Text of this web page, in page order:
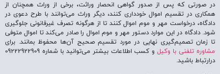
در صورتی که پس از صدور گواهی انحصار وراثت، برخی از وراث همچنان از
همکاری در تقسیم اموال خودداری کنند، دیگر وراث می‌توانند با طرح دعوی در
دادگاه، درخواست مهر و موم اموال کنند تا از هرگونه تصرف غیرقانونی جلوگیری
شود. دادگاه در این موارد دستور مهر و موم اموال را صادر می‌کند تا اموال متوفی
تا زمان تصمیم‌گیری نهایی در مورد تقسیم صحیح آن‌ها محفوظ بمانند. برای
مشاوره تلفنی با وکیل
و کسب اطلاعات بیشتر می‌توانید با شماره 09222922909
درارتباط باشید.